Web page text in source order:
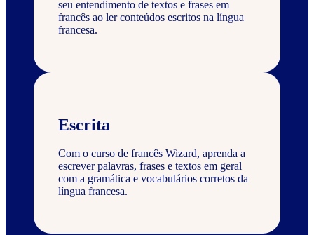
seu entendimento de textos e frases em
francês ao ler conteúdos escritos na língua
francesa.
Escrita
Com o curso de francês Wizard, aprenda a
escrever palavras, frases e textos em geral
com a gramática e vocabulários corretos da
língua francesa.